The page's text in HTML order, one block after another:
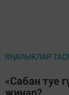
ЯҢАЛЫКЛАР
«Сабан туе